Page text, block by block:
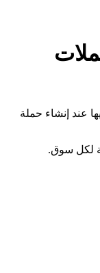
عند إنشاء حملة
لكل سوق.